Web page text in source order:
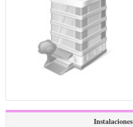
Instalaciones